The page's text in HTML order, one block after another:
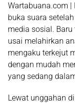
Wartabuana.com |
buka suara
media sosial.
usai melahirkan
mengaku terkejut
dengan mudah
yang sedang
Lewat unggahan